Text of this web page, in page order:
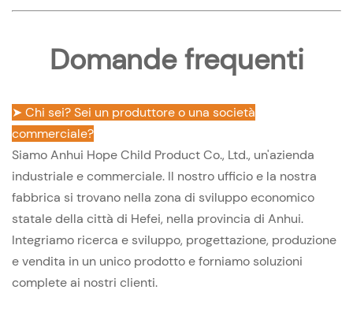
Domande frequenti
➤ Chi sei? Sei un produttore o una società
commerciale?
Siamo Anhui Hope Child Product Co., Ltd., un'azienda
industriale e commerciale. Il nostro ufficio e la nostra
fabbrica si trovano nella zona di sviluppo economico
statale della città di Hefei, nella provincia di Anhui.
Integriamo ricerca e sviluppo, progettazione, produzione
e vendita in un unico prodotto e forniamo soluzioni
complete ai nostri clienti.